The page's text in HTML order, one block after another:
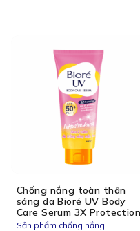
Chống nắng toàn thân
sáng da Bioré UV Body
Care Serum 3X Protection
Sản phẩm chống nắng